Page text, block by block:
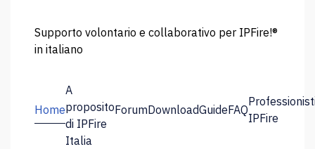
Supporto volontario e collaborativo per IPFire!®
in italiano
Home
A
proposito
di IPFire
Italia
ForumDownloadGuideFAQ
IPFire